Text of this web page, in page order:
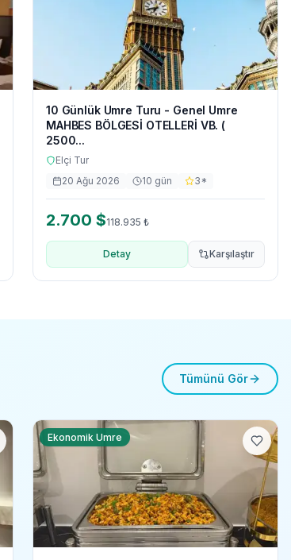
10 Günlük Umre Turu - Genel Umre
MAHBES BÖLGESİ OTELLERİ VB. (
2500...
Elçi Tur
20 Ağu 2026
10 gün 3*
2.700 $118.935 ₺
Detay Karşılaştır
Tümünü Gör
Ekonomik Umre